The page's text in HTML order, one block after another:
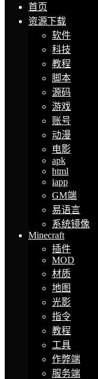
首页
资源下载
软件
科技
教程
脚本
源码
游戏
账号
动漫
电影
apk
html
iapp
GM端
易语言
系统镜像
Minecraft
插件
MOD
材质
地图
光影
指令
教程
工具
作弊端
服务端